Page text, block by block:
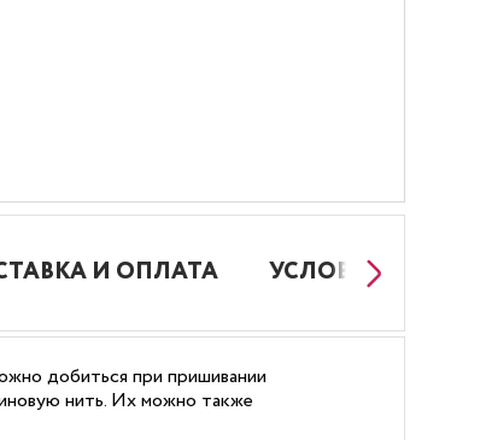
И ОПЛАТА УСЛОВИЯ РАБОТЫ
добиться при пришивании
нить. Их можно также